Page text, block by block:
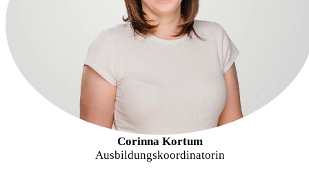
Corinna Kortum
Ausbildungskoordinatorin